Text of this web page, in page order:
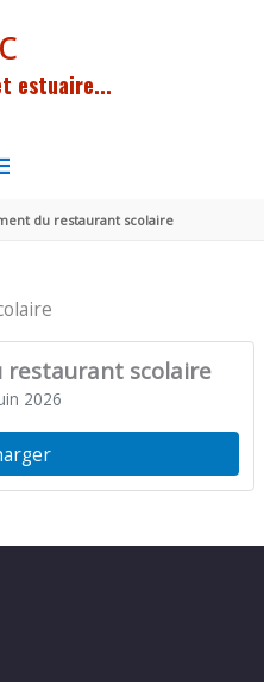
estuaire...
du restaurant scolaire
restaurant scolaire
2026